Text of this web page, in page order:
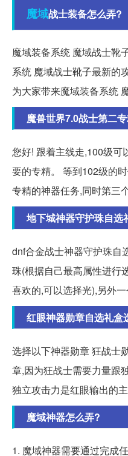
魔域战士装备怎么弄?
魔域装备系统 魔域战士靴
系统 魔域战士靴子最新的
为大家带来魔域装备系统
魔兽世界7.0战士第二
您好! 跟着主线走,100级可
要的专精。 等到102级的
专精的神器任务,同时第三
地下城神器守护珠自选
dnf合金战士神器守护珠自
珠(根据自己最高属性进行
喜欢的,可以选择光),另外一
红眼神器勋章自选礼盒
选择以下神器勋章 狂战士
章,因为狂战士需要力量跟
独立攻击力是红眼输出的
魔域神器怎么弄?
1. 魔域神器需要通过完成